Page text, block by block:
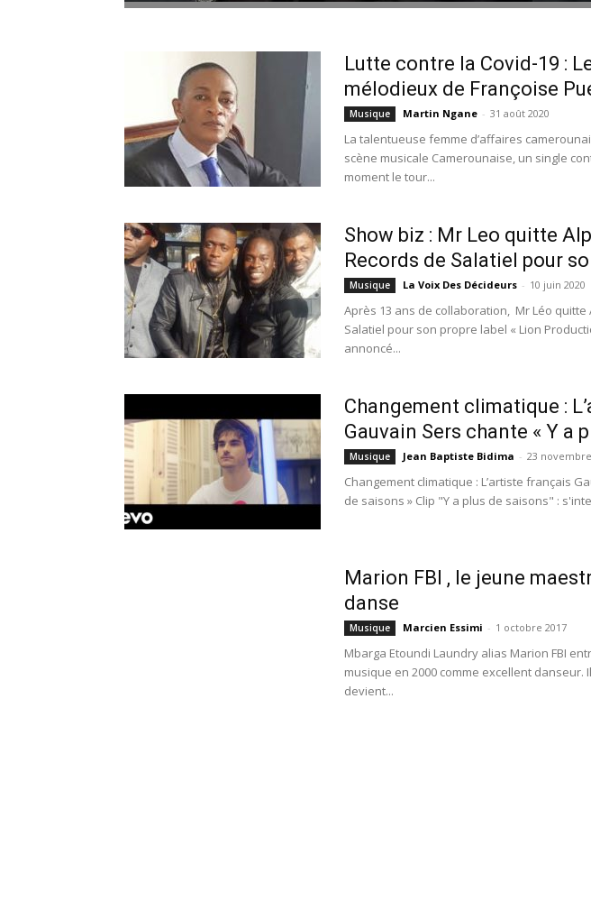
Lutte contre la Covid-19 :
mélodieux de Françoise
Musique Martin Ngane - 31 août 2020
La talentueuse femme d’affaires
scène musicale Camerounaise, un single
moment le tour...
Show biz : Mr Leo quitte
Records de Salatiel pour
Musique La Voix Des Décideurs - 10 juin 2020
Après 13 ans de collaboration, Mr Léo quitte
Salatiel pour son propre label « Lion
annoncé...
Changement climatique :
Gauvain Sers chante « Y a
Musique Jean Baptiste Bidima - 23
Changement climatique : L’artiste français
de saisons » Clip "Y a plus de saisons" :
Marion FBI , le jeune
danse
Musique Marcien Essimi - 1 octobre 2017
Mbarga Etoundi Laundry alias Marion FBI
musique en 2000 comme excellent danseur.
devient...